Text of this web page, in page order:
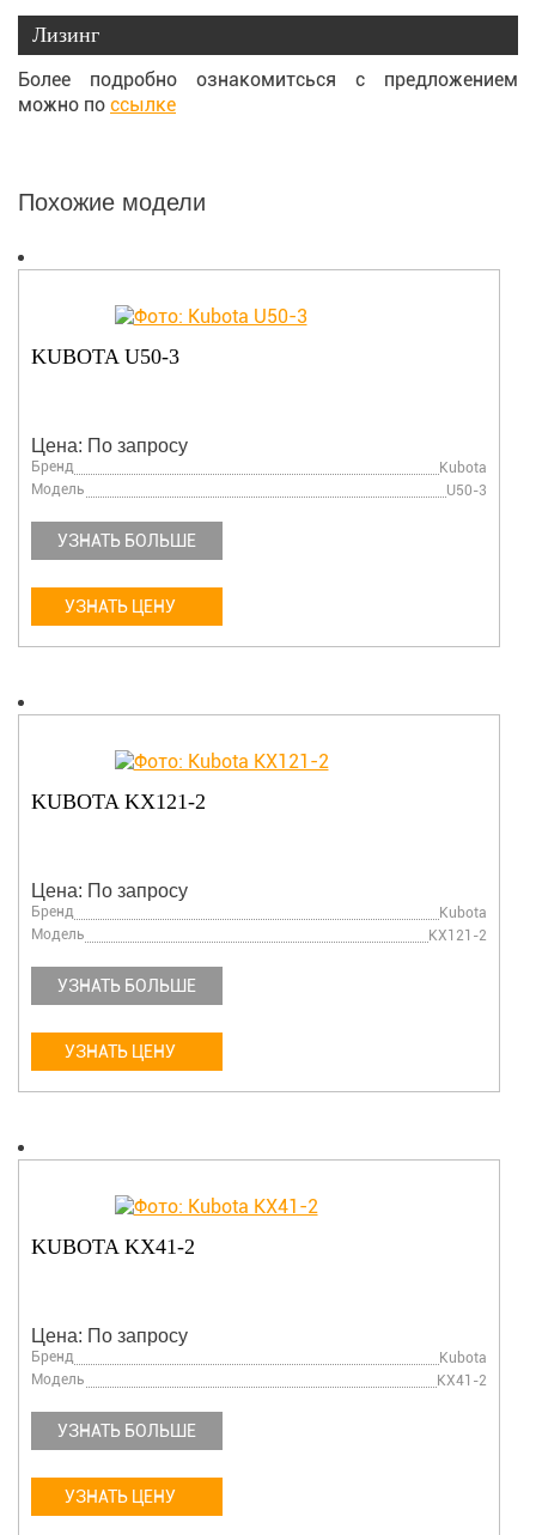
Лизинг
Более подробно ознакомитсься с предложением
можно по ссылке
Похожие модели
KUBOTA U50-3
Цена: По запросу
Бренд
Kubota
Модель
U50-3
УЗНАТЬ БОЛЬШЕ
УЗНАТЬ ЦЕНУ
KUBOTA KX121-2
Цена: По запросу
Бренд
Kubota
Модель
KX121-2
УЗНАТЬ БОЛЬШЕ
УЗНАТЬ ЦЕНУ
KUBOTA KX41-2
Цена: По запросу
Бренд
Kubota
Модель
KX41-2
УЗНАТЬ БОЛЬШЕ
УЗНАТЬ ЦЕНУ